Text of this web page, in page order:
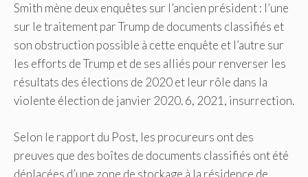
Smith mène deux enquêtes sur l’ancien président : l’une
sur le traitement par Trump de documents classifiés et
son obstruction possible à cette enquête et l’autre sur
les efforts de Trump et de ses alliés pour renverser les
résultats des élections de 2020 et leur rôle dans la
violente élection de janvier 2020. 6, 2021, insurrection.
Selon le rapport du Post, les procureurs ont des
preuves que des boîtes de documents classifiés ont été
déplacées d’une zone de stockage à la résidence de